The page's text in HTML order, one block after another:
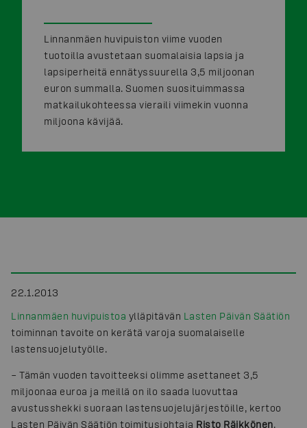
Linnanmäen huvipuiston viime vuoden
tuotoilla avustetaan suomalaisia lapsia ja
lapsiperheitä ennätyssuurella 3,5 miljoonan
euron summalla. Suomen suosituimmassa
matkailukohteessa vieraili viimekin vuonna
miljoona kävijää.
22.1.2013
Linnanmäen huvipuistoa ylläpitävän Lasten Päivän Säätiön
toiminnan tavoite on kerätä varoja suomalaiselle
lastensuojelutyölle.
– Tämän vuoden tavoitteeksi olimme asettaneet 3,5
miljoonaa euroa ja meillä on ilo saada luovuttaa
avustusshekki suoraan lastensuojelujärjestöille, kertoo
Lasten Päivän Säätiön toimitusjohtaja Risto Räikkönen.